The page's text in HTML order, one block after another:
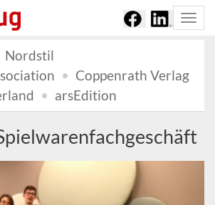
Nordstil
Coppenrath Verlag
arsEdition